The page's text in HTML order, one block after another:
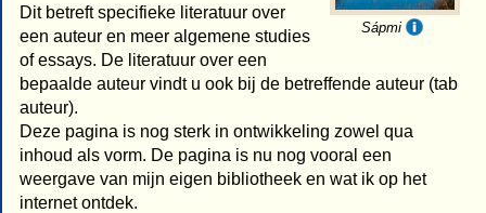
Sápmi
Dit betreft specifieke literatuur over
een auteur en meer algemene studies
of essays. De literatuur over een
bepaalde auteur vindt u ook bij de betreffende auteur (tab
auteur).
Deze pagina is nog sterk in ontwikkeling zowel qua
inhoud als vorm. De pagina is nu nog vooral een
weergave van mijn eigen bibliotheek en wat ik op het
internet ontdek.